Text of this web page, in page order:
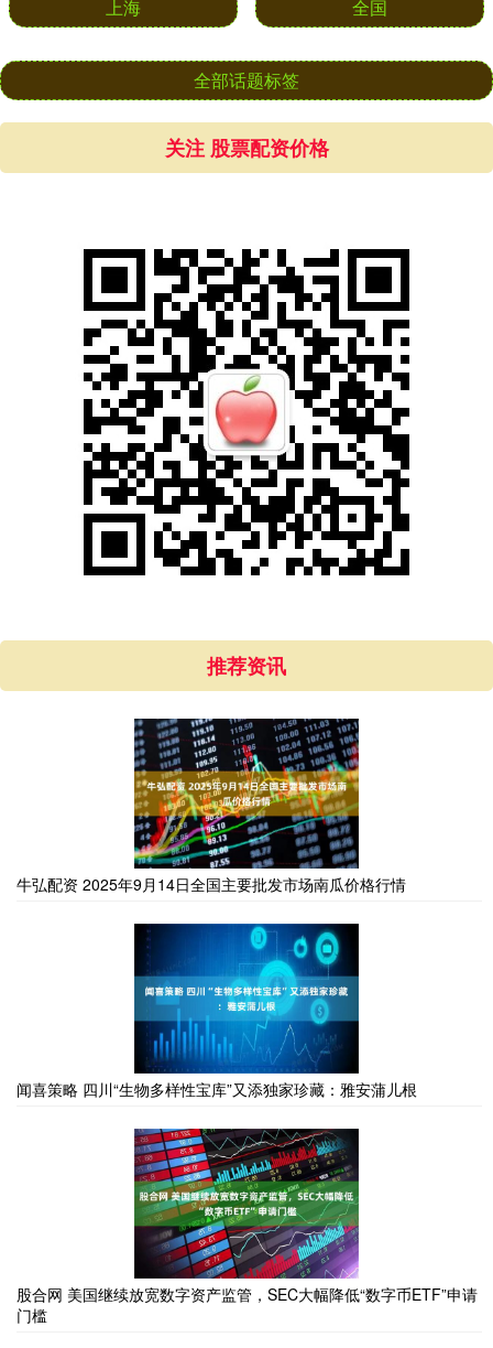
上海 全国
全部话题标签
关注 股票配资价格
推荐资讯
牛弘配资 2025年9月14日全国主要批发市场南瓜价格行情
闻喜策略 四川“生物多样性宝库”又添独家珍藏：雅安蒲儿根
股合网 美国继续放宽数字资产监管，SEC大幅降低“数字币ETF”申请
门槛